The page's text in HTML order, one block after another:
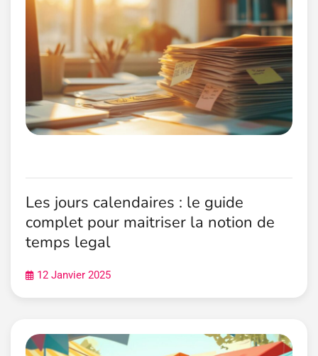
Les jours calendaires : le guide
complet pour maitriser la notion de
temps legal
12 Janvier 2025